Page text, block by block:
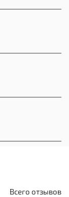
Всего отзывов